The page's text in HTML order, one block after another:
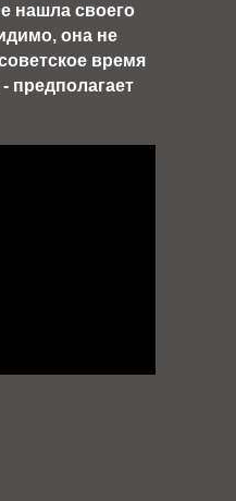
нашла своего
она не
время
- предполагает